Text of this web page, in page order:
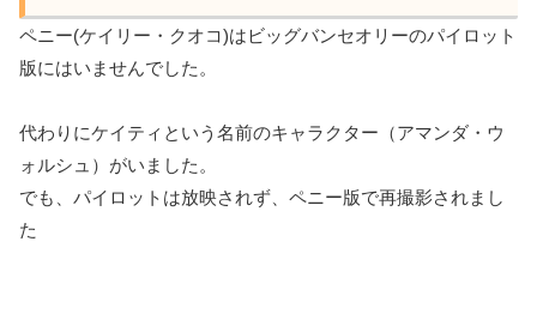
ペニー(ケイリー・クオコ)はビッグバンセオリーのパイロット
版にはいませんでした。
代わりにケイティという名前のキャラクター（アマンダ・ウ
ォルシュ）がいました。
でも、パイロットは放映されず、ペニー版で再撮影されまし
た